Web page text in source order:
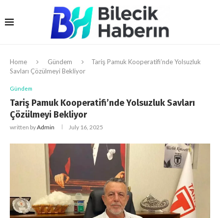
Home Gündem
Tariş Pamuk Kooperatifi’nde Yolsuzluk
Savları Çözülmeyi Bekliyor
Gündem
Tariş Pamuk Kooperatifi’nde Yolsuzluk Savları
Çözülmeyi Bekliyor
written byAdmin July 16, 2025